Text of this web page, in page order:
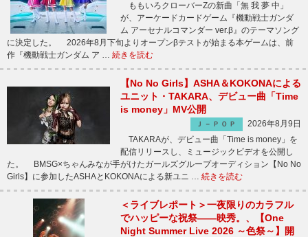
ももいろクローバーZの新曲「無 我 夢 中」
が、アーケードカードゲーム『機動戦士ガンダ
ム アーセナルコマンダー ver.β』のテーマソング
に決定した。 2026年8月下旬よりオープンβテストが始まる本ゲームは、前
作『機動戦士ガンダム ア … 続きを読む
【No No Girls】ASHA＆KOKONAによる
ユニット・TAKARA、デビュー曲「Time
is money」MV公開
Ｊ－ＰＯＰ
2026年8月9日
TAKARAが、デビュー曲「Time is money」を
配信リリースし、ミュージックビデオを公開し
た。 BMSG×ちゃんみなが手がけたガールズグループオーディション【No No
Girls】に参加したASHAとKOKONAによる新ユニ … 続きを読む
＜ライブレポート＞一夜限りのカラフル
でハッピーな祝祭――映秀。、【One
Night Summer Live 2026 ～色祭～】開